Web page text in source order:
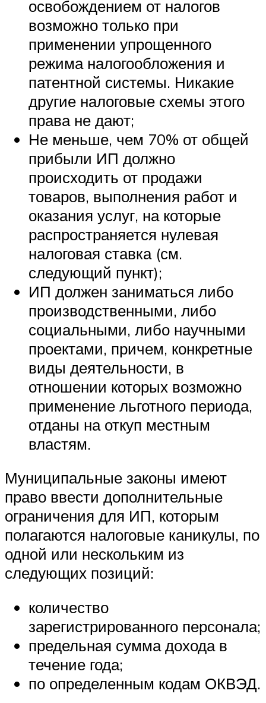
освобождением от налогов
возможно только при
применении упрощенного
режима налогообложения и
патентной системы. Никакие
другие налоговые схемы этого
права не дают;
Не меньше, чем 70% от общей
прибыли ИП должно
происходить от продажи
товаров, выполнения работ и
оказания услуг, на которые
распространяется нулевая
налоговая ставка (см.
следующий пункт);
ИП должен заниматься либо
производственными, либо
социальными, либо научными
проектами, причем, конкретные
виды деятельности, в
отношении которых возможно
применение льготного периода,
отданы на откуп местным
властям.
Муниципальные законы имеют
право ввести дополнительные
ограничения для ИП, которым
полагаются налоговые каникулы, по
одной или нескольким из
следующих позиций:
количество
зарегистрированного персонала;
предельная сумма дохода в
течение года;
по определенным кодам ОКВЭД.